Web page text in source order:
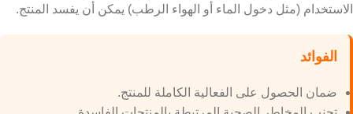
الاستخدام (مثل دخول الماء أو الهواء الرطب) يمكن أن يفسد المنتج.
الفوائد
ضمان الحصول على الفعالية الكاملة للمنتج.